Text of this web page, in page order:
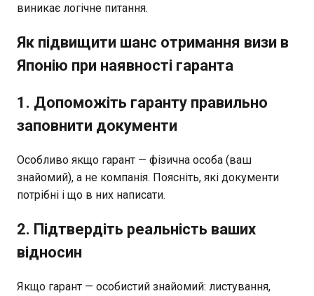
виникає логічне питання.
Як підвищити шанс отримання визи в
Японію при наявності гаранта
1. Допоможіть гаранту правильно
заповнити документи
Особливо якщо гарант — фізична особа (ваш
знайомий), а не компанія. Поясніть, які документи
потрібні і що в них написати.
2. Підтвердіть реальність ваших
відносин
Якщо гарант — особистий знайомий: листування,